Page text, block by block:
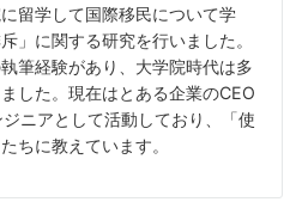
留学して国際移民について学
」に関する研究を行いました。
筆経験があり、大学院時代は多
した。現在はとある企業のCEO
ニアとして活動しており、「使
ちに教えています。